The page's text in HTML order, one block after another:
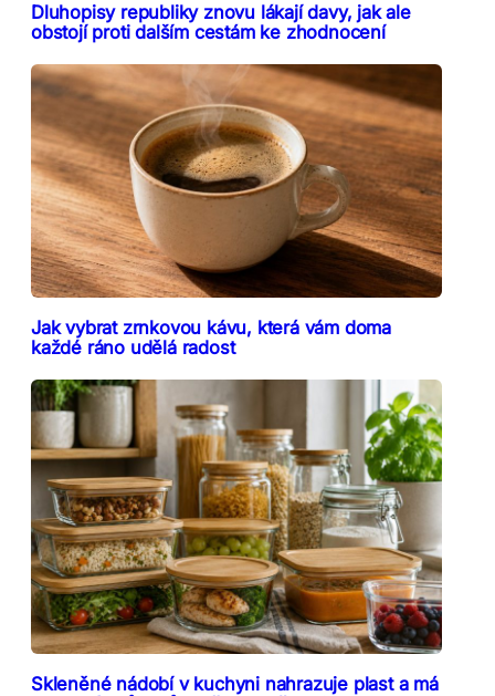
Dluhopisy republiky znovu lákají davy, jak ale
obstojí proti dalším cestám ke zhodnocení
Jak vybrat zrnkovou kávu, která vám doma
každé ráno udělá radost
Skleněné nádobí v kuchyni nahrazuje plast a má